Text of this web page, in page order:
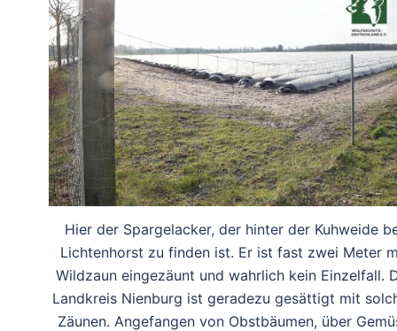
Hier der Spargelacker, der hinter der Kuhweide
Lichtenhorst zu finden ist. Er ist fast zwei Meter
Wildzaun eingezäunt und wahrlich kein Einzelfall.
Landkreis Nienburg ist geradezu gesättigt mit
Zäunen. Angefangen von Obstbäumen, über